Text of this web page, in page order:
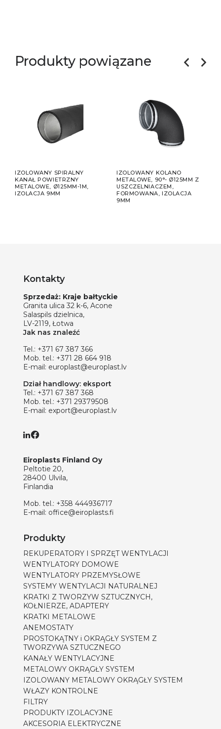
Produkty powiązane
IZOLOWANY SPIRALNY
KANAŁ POWIETRZNY
METALOWE, Ø125MM-1M,
IZOLACJA 9MM
IZOLOWANY KOLANO
METALOWE, 90°- Ø125MM Z
USZCZELNIACZEM,
FORMOWANA, IZOLACJA
9MM
Kontakty
Sprzedaż: Kraje bałtyckie
Granita ulica 32 k-6, Acone
Salaspils dzielnica,
LV-2119, Łotwa
Jak nas znaleźć
Tel.: +371 67 387 366
Mob. tel.: +371 28 664 918
E-mail: europlast@europlast.lv
Dział handlowy: eksport
Tel.: +371 67 387 368
Mob. tel.: +371 29379508
E-mail: export@europlast.lv
Eiroplasts Finland Oy
Peltotie 20,
28400 Ulvila,
Finlandia
Mob. tel.: +358 444936717
E-mail: office@eiroplasts.fi
Produkty
REKUPERATORY I SPRZĘT WENTYLACJI
WENTYLATORY DOMOWE
WENTYLATORY PRZEMYSŁOWE
SYSTEMY WENTYLACJI NATURALNEJ
KRATKI Z TWORZYW SZTUCZNYCH,
KOŁNIERZE, ADAPTERY
KRATKI METALOWE
ANEMOSTATY
PROSTOKĄTNY i OKRĄGŁY SYSTEM Z
TWORZYWA SZTUCZNEGO
KANAŁY WENTYLACYJNE
METALOWY OKRĄGŁY SYSTEM
IZOLOWANY METALOWY OKRĄGŁY SYSTEM
WŁAZY KONTROLNE
FILTRY
PRODUKTY IZOLACYJNE
AKCESORIA ELEKTRYCZNE